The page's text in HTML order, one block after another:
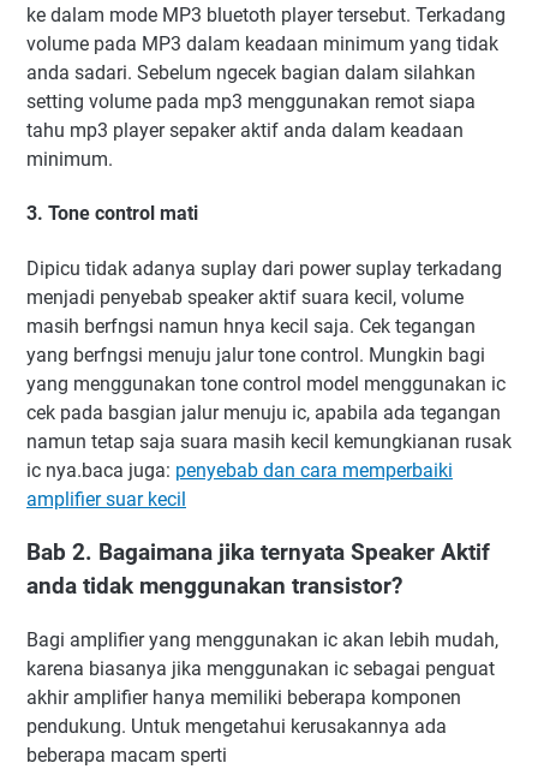
ke dalam mode MP3 bluetoth player tersebut. Terkadang
volume pada MP3 dalam keadaan minimum yang tidak
anda sadari. Sebelum ngecek bagian dalam silahkan
setting volume pada mp3 menggunakan remot siapa
tahu mp3 player sepaker aktif anda dalam keadaan
minimum.
3. Tone control mati
Dipicu tidak adanya suplay dari power suplay terkadang
menjadi penyebab speaker aktif suara kecil, volume
masih berfngsi namun hnya kecil saja. Cek tegangan
yang berfngsi menuju jalur tone control. Mungkin bagi
yang menggunakan tone control model menggunakan ic
cek pada basgian jalur menuju ic, apabila ada tegangan
namun tetap saja suara masih kecil kemungkianan rusak
ic nya.baca juga: penyebab dan cara memperbaiki
amplifier suar kecil
Bab 2. Bagaimana jika ternyata Speaker Aktif
anda tidak menggunakan transistor?
Bagi amplifier yang menggunakan ic akan lebih mudah,
karena biasanya jika menggunakan ic sebagai penguat
akhir amplifier hanya memiliki beberapa komponen
pendukung. Untuk mengetahui kerusakannya ada
beberapa macam sperti